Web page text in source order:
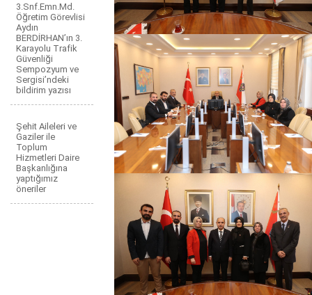
3.Snf.Emn.Md.
Öğretim Görevlisi
Aydın
BERDİRHAN’ın 3.
Karayolu Trafik
Güvenliği
Sempozyum ve
Sergisi’ndeki
bildirim yazısı
Şehit Aileleri ve
Gaziler ile
Toplum
Hizmetleri Daire
Başkanlığına
yaptığımız
öneriler